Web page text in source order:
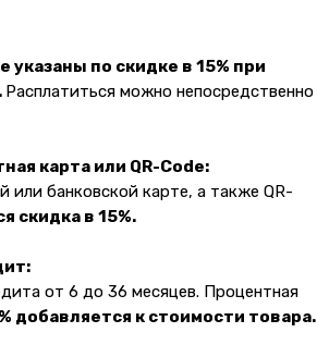
указаны по скидке в 15% при
Расплатиться можно непосредственно
карта или QR-Code:
или банковской карте, а также QR-
скидка в 15%.
от 6 до 36 месяцев. Процентная
добавляется к стоимости товара.